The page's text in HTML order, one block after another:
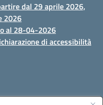
dal 29 aprile 2026,
2026
al 28-04-2026
di accessibilità